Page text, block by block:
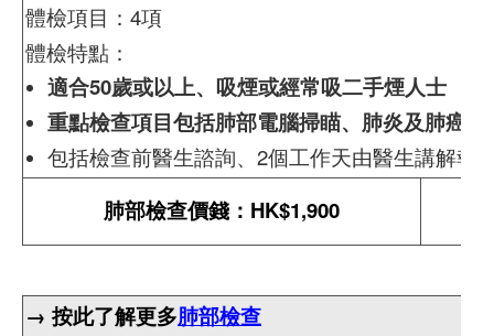
體檢項目：4項
體檢特點：
適合50歲或以上、吸煙或經常吸二手煙人士
重點檢查項目包括肺部電腦掃瞄、肺炎及肺癌檢
包括檢查前醫生諮詢、2個工作天由醫生講解報
肺部檢查價錢：HK$1,900
→ 按此了解更多肺部檢查